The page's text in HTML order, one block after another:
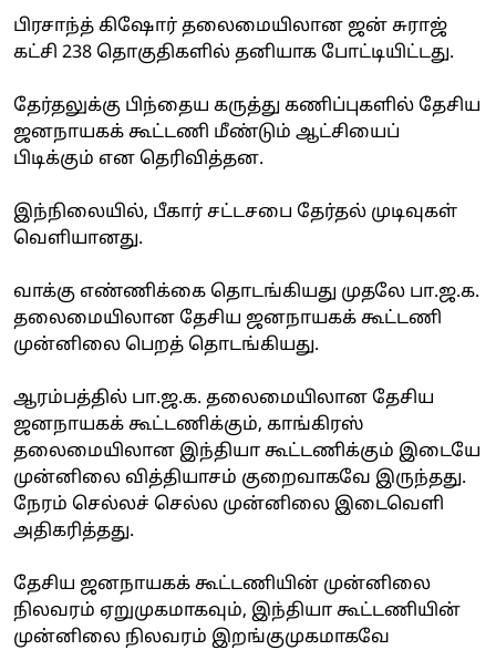
பிரசாந்த் கிஷோர் தலைமையிலான ஜன் சுராஜ்
கட்சி 238 தொகுதிகளில் தனியாக போட்டியிட்டது.
தேர்தலுக்கு பிந்தைய கருத்து கணிப்புகளில் தேசிய
ஜனநாயகக் கூட்டணி மீண்டும் ஆட்சியைப்
பிடிக்கும் என தெரிவித்தன.
இந்நிலையில், பீகார் சட்டசபை தேர்தல் முடிவுகள்
வெளியானது.
வாக்கு எண்ணிக்கை தொடங்கியது முதலே பா.ஜ.க.
தலைமையிலான தேசிய ஜனநாயகக் கூட்டணி
முன்னிலை பெறத் தொடங்கியது.
ஆரம்பத்தில் பா.ஜ.க. தலைமையிலான தேசிய
ஜனநாயகக் கூட்டணிக்கும், காங்கிரஸ்
தலைமையிலான இந்தியா கூட்டணிக்கும் இடையே
முன்னிலை வித்தியாசம் குறைவாகவே இருந்தது.
நேரம் செல்லச் செல்ல முன்னிலை இடைவெளி
அதிகரித்தது.
தேசிய ஜனநாயகக் கூட்டணியின் முன்னிலை
நிலவரம் ஏறுமுகமாகவும், இந்தியா கூட்டணியின்
முன்னிலை நிலவரம் இறங்குமுகமாகவே